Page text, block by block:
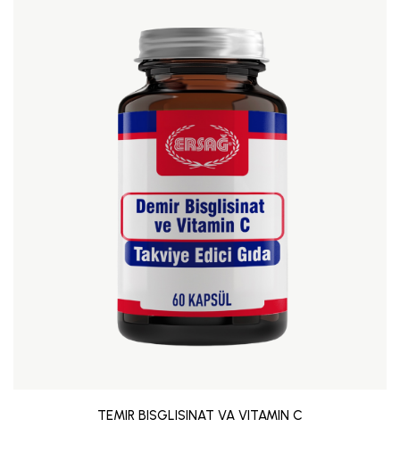
TEMIR BISGLISINAT VA VITAMIN C